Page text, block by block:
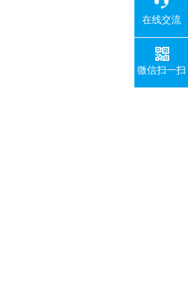
在线交流
微信扫一扫